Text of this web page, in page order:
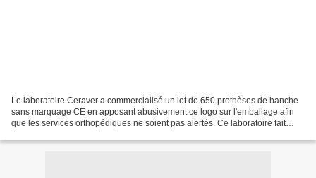
Le laboratoire Ceraver a commercialisé un lot de 650 prothèses de hanche
sans marquage CE en apposant abusivement ce logo sur l'emballage afin
que les services orthopédiques ne soient pas alertés. Ce laboratoire fait